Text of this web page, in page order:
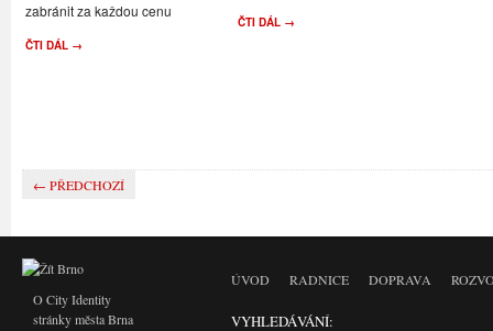
zabránit za každou cenu
ČTI DÁL →
ČTI DÁL →
← PŘEDCHOZÍ
O City Identity
stránky města Brna
ÚVOD RADNICE DOPRAVA
VYHLEDÁVÁNÍ: